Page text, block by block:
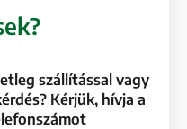
szállítással vagy
Kérjük, hívja a